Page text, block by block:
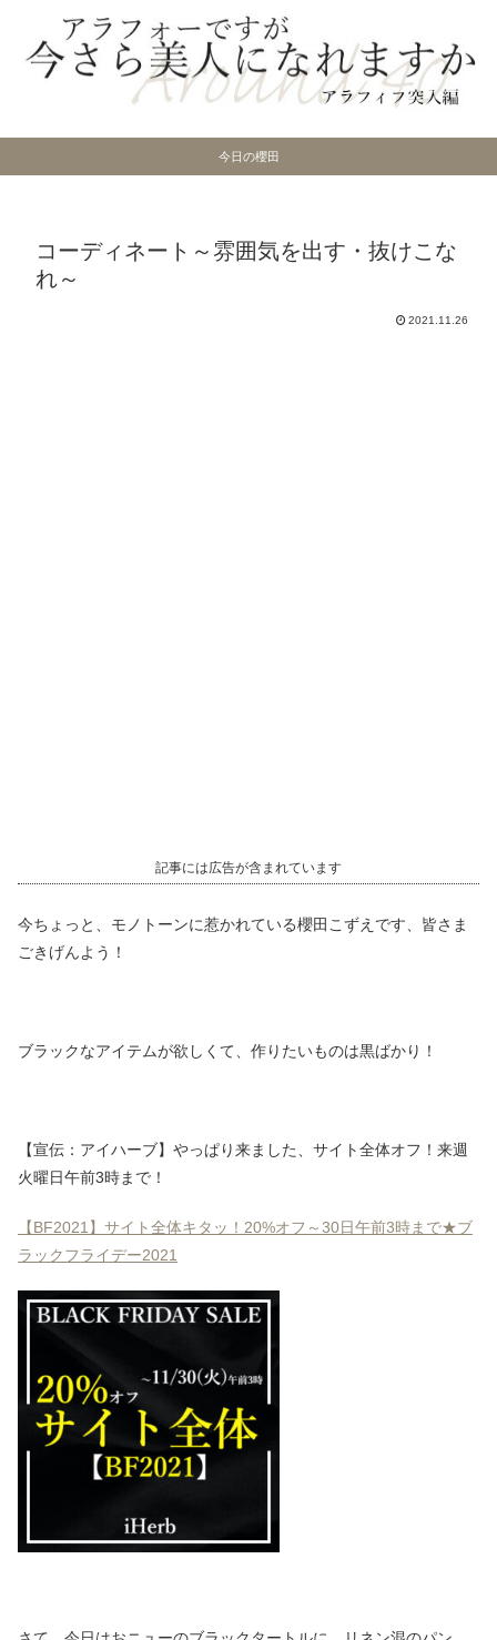
今日の櫻田
コーディネート～雰囲気を出す・抜けこな
れ～
2021.11.26
記事には広告が含まれています
今ちょっと、モノトーンに惹かれている櫻田こずえです、皆さま
ごきげんよう！
ブラックなアイテムが欲しくて、作りたいものは黒ばかり！
【宣伝：アイハーブ】やっぱり来ました、サイト全体オフ！来週
火曜日午前3時まで！
【BF2021】サイト全体キタッ！20%オフ～30日午前3時まで★ブ
ラックフライデー2021